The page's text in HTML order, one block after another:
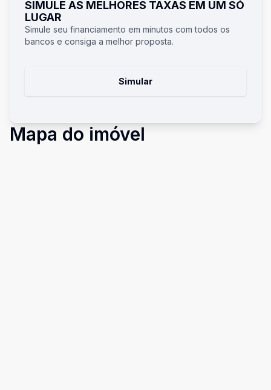
SIMULE AS MELHORES TAXAS EM UM SÓ
LUGAR
Simule seu financiamento em minutos com todos os
bancos e consiga a melhor proposta.
Simular
Mapa do imóvel